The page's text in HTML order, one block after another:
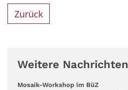
Zurück
Weitere Nachrichten
Mosaik-Workshop im BüZ: